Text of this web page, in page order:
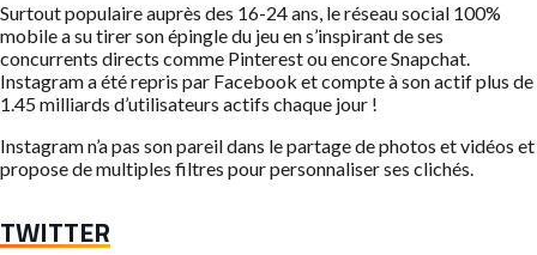
Surtout populaire auprès des 16-24 ans, le réseau social 100%
mobile a su tirer son épingle du jeu en s’inspirant de ses
concurrents directs comme Pinterest ou encore Snapchat.
Instagram a été repris par Facebook et compte à son actif plus de
1.45 milliards d’utilisateurs actifs chaque jour !
Instagram n’a pas son pareil dans le partage de photos et vidéos et
propose de multiples filtres pour personnaliser ses clichés.
TWITTER